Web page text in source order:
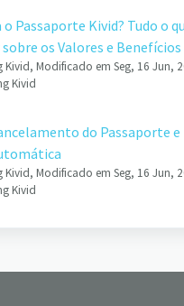
Passaporte Kivid? Tudo o
sobre os Valores e Benefícios
Kivid, Modificado em Seg, 16 Jun,
Kivid
do Passaporte e
Kivid, Modificado em Seg, 16 Jun,
Kivid